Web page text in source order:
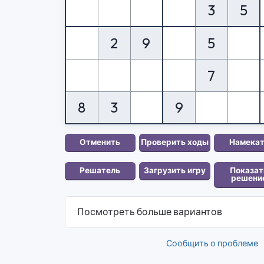
3
5
2
9
5
7
8
3 9
Посмотреть больше вариантов
Сообщить о проблеме